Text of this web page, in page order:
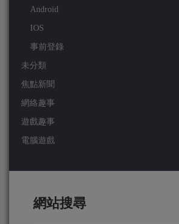
Android
IOS
事前登錄
未分類
焦點新聞
網絡趣事
遊戲趣事
電腦遊戲
網站搜尋